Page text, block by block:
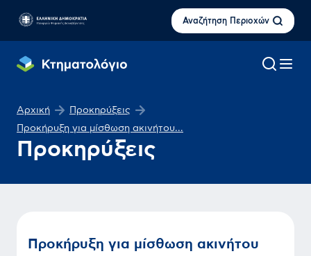
Αναζήτηση Περιοχών
Αρχική
Προκηρύξεις
Προκήρυξη για μίσθωση ακινήτου...
Προκηρύξεις
Προκήρυξη για μίσθωση ακινήτου